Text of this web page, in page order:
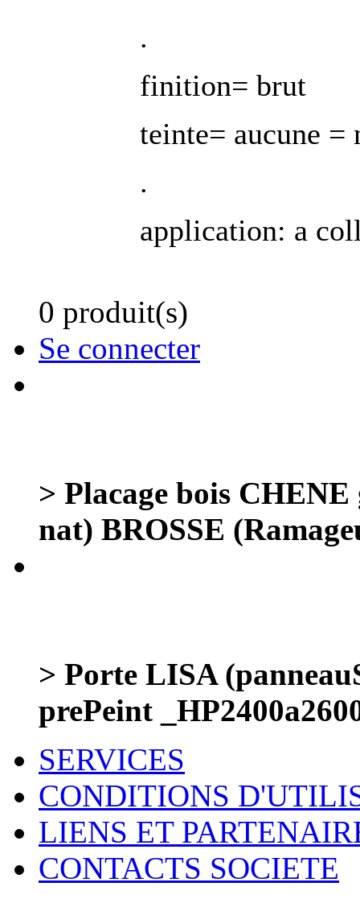
.
finition= brut
teinte= aucune =
.
application: a
0 produit(s)
Se connecter
> Placage bois
nat) BROSSE
> Porte LISA
prePeint
SERVICES
CONDITIONS
LIENS ET
CONTACTS SOCIETE